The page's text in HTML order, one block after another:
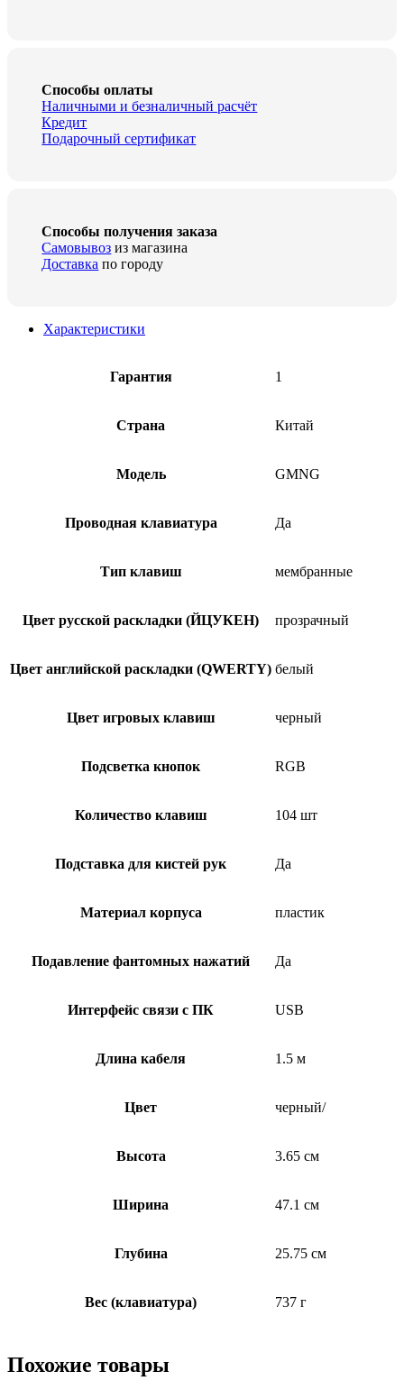
Способы оплаты
Наличными и безналичный расчёт
Кредит
Подарочный сертификат
Способы получения заказа
Самовывоз из магазина
Доставка по городу
Характеристики
Гарантия 1
Страна Китай
Модель GMNG
Проводная клавиатура Да
Тип клавиш мембранные
Цвет русской раскладки (ЙЦУКЕН) прозрачный
Цвет английской раскладки (QWERTY) белый
Цвет игровых клавиш черный
Подсветка кнопок RGB
Количество клавиш 104 шт
Подставка для кистей рук Да
Материал корпуса пластик
Подавление фантомных нажатий Да
Интерфейс связи с ПК USB
Длина кабеля 1.5 м
Цвет черный/
Высота 3.65 см
Ширина 47.1 см
Глубина 25.75 см
Вес (клавиатура) 737 г
Похожие товары